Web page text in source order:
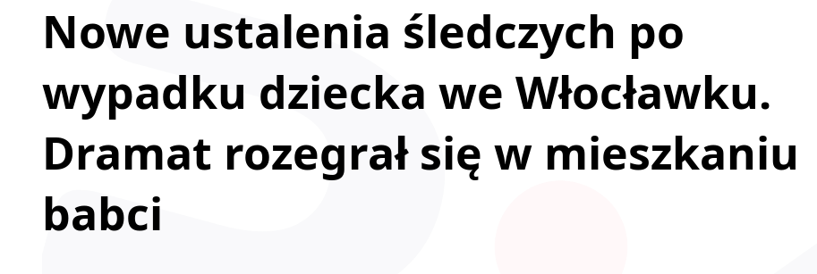
Nowe ustalenia śledczych po
wypadku dziecka we Włocławku.
Dramat rozegrał się w mieszkaniu
babci